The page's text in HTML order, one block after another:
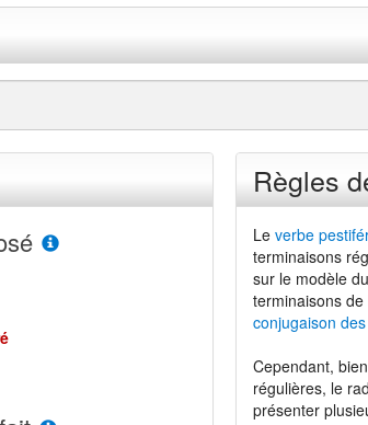
Règles
Le verbe
terminaisons
sur le modèle du
terminaisons
conjugaison
Cependant,
régulières, le
présenter